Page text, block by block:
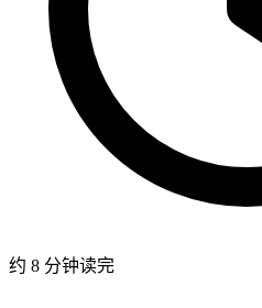
约 8 分钟读完